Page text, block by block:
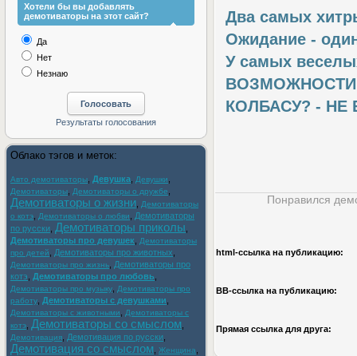
Два самых
Ожидание -
У самых
ВОЗМОЖНОСТИ
КОЛБАСУ? - НЕ
Понравился
html-cсылка на публикацию:
BB-cсылка на публикацию:
Прямая ссылка для друга:
Хотели бы вы добавлять
демотиваторы на этот сайт?
Да
Нет
Незнаю
Облако тэгов и меток:
Авто демотиваторы Девушка Девушки
Демотиваторы Демотиваторы о дружбе
Демотиваторы о жизни
Демотиваторы
о котэ
Демотиваторы о любви
Демотиваторы
по русски Демотиваторы приколы
Демотиваторы про девушек
Демотиваторы
про детей
Демотиваторы про животных
Демотиваторы про жизнь
Демотиваторы про
котэ
Демотиваторы про любовь
Демотиваторы про музыку
Демотиваторы про
работу
Демотиваторы с девушками
Демотиваторы с животными
Демотиваторы с
котэ
Демотиваторы со смыслом
Демотивация Демотивация по русски
Демотивация со смыслом Женщина